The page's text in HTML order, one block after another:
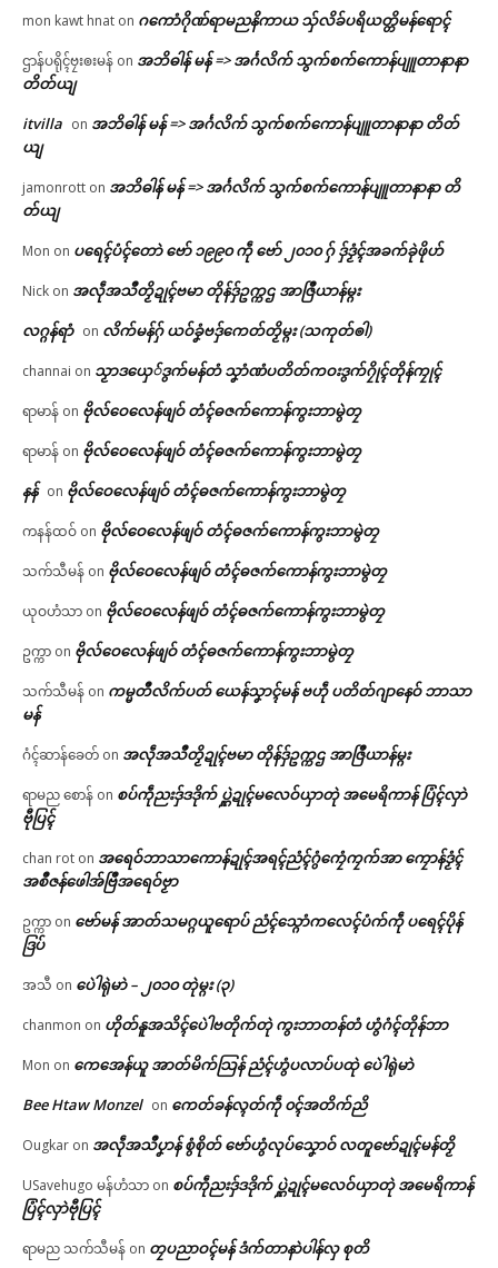
mon kawt hnat on ဂကောံဂိုဏ်ရာမညနိကာယ သှ်လိခ်ပရိယတ္တိမန်ရောၚ်
ဌာန်ပရိုၚ်ဗၠးၜးမန် on အဘိဓါန် မန် => အၚ်္ဂလိက် သွက်စက်ကောန်ပျူတာနာနာ
တိတ်ယျ
itvilla on အဘိဓါန် မန် => အၚ်္ဂလိက် သွက်စက်ကောန်ပျူတာနာနာ တိတ်
ယျ
jamonrott on အဘိဓါန် မန် => အၚ်္ဂလိက် သွက်စက်ကောန်ပျူတာနာနာ တိ
တ်ယျ
Mon on ပရေၚ်ပံၚ်တောဲ ဗော် ၁၉၉၀ ကဵု ဗော် ၂၀၁၀ ဂှ် ဒှ်ဒၟံၚ်အခက်ခုဲဖိုဟ်
Nick on အလဵုအသဳတၟိဍုၚ်ဗမာ တိုန်ဒှ်ဥက္ကဌ အာဇြဳယာန်မ္ဂး
လဂ္ဂန်ရာံ on လိက်မန်ဂှ် ယဝ်ခၞံဗဒှ်ကေတ်တၟိမ္ဂး (သကုတ်ၜါ)
channai on သၟာဒယှေ်ဒွက်မန်တံ သၞာံဏံပတိတ်ကဝးဒွက်ဂၠိုၚ်တိုန်ကၠုၚ်
ရာမာန် on ဗိုလ်ဝေလေန်ဖျဝ် တံၚ်ဓဇက်ကောန်ကွးဘာမွဲတၠ
ရာမာန် on ဗိုလ်ဝေလေန်ဖျဝ် တံၚ်ဓဇက်ကောန်ကွးဘာမွဲတၠ
နန် on ဗိုလ်ဝေလေန်ဖျဝ် တံၚ်ဓဇက်ကောန်ကွးဘာမွဲတၠ
ကနန်ထဝ် on ဗိုလ်ဝေလေန်ဖျဝ် တံၚ်ဓဇက်ကောန်ကွးဘာမွဲတၠ
သက်သီမန် on ဗိုလ်ဝေလေန်ဖျဝ် တံၚ်ဓဇက်ကောန်ကွးဘာမွဲတၠ
ယုဝဟံသာ on ဗိုလ်ဝေလေန်ဖျဝ် တံၚ်ဓဇက်ကောန်ကွးဘာမွဲတၠ
ဥက္ကာ on ဗိုလ်ဝေလေန်ဖျဝ် တံၚ်ဓဇက်ကောန်ကွးဘာမွဲတၠ
သက်သီမန် on ကမ္မတဳလိက်ပတ် ယေန်သၞာၚ်မန် ဗဟဵု ပတိတ်ဂျာနေဝ် ဘာသာ
မန်
ဂံၚ်ဆာန်ခေတ် on အလဵုအသဳတၟိဍုၚ်ဗမာ တိုန်ဒှ်ဥက္ကဌ အာဇြဳယာန်မ္ဂး
ရာမည စောန် on စပ်ကဵုညးဒှ်ဒဒိုက် ပ္ဋဲဍုၚ်မလေဝ်ယှာတုဲ အမေရိကာန် ပြံၚ်လှာဲ
ဗီုပြၚ်
chan rot on အရေဝ်ဘာသာကောန်ဍုၚ်အရၚ်ညံၚ်ဂွံကၠေံကၠက်အာ ကၠောန်ဒၟံၚ်
အစဳဇန်ဖေါအ်ဗြဳအရေဝ်ဗၟာ
ဥက္ကာ on ဗော်မန် အာတ်သမဂ္ဂယူရောပ် ညံၚ်သ္ဂောံကလေၚ်ပံက်ကဵု ပရေၚ်ပိုန်
ဒြပ်
အသီ on ပေဲါရုဲမာဲ – ၂၀၁၀ တုဲမ္ဂး (၃)
chanmon on ဟိုတ်နူအသိၚ်ပေဲါဗတိုက်တုဲ ကွးဘာတန်တံ ဟွံဂံၚ်တိုန်ဘာ
Mon on ကေအေန်ယူ အာတ်မိက်သြန် ညံၚ်ဟွံပလာပ်ပထုဲ ပေဲါရုဲမာဲ
Bee Htaw Monzel on ကေတ်ခန်လ္ၚတ်ကဵု ၀ၚ်အတိက်ညိ
Ougkar on အလဵုအသဳပၞာန် စွံစိုတ် ဗော်ဟွံလုပ်သၞောဝ် လတူဗော်ဍုၚ်မန်တၟိ
USavehugo မန်ဟံသာ on စပ်ကဵုညးဒှ်ဒဒိုက် ပ္ဋဲဍုၚ်မလေဝ်ယှာတုဲ အမေရိကာန်
ပြံၚ်လှာဲဗီုပြၚ်
ရာမည သက်သီမန် on တၠပညာဝၚ်မန် ဒံက်တာနာဲပါန်လှ စုတိ